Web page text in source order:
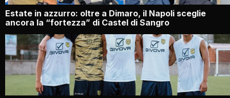
Estate in azzurro: oltre a Dimaro, il Napoli sceglie
ancora la “fortezza” di Castel di Sangro